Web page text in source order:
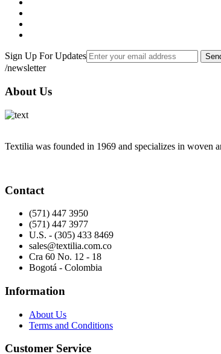
Sign Up For Updates
/newsletter
About Us
Textilia was founded in 1969 and specializes in woven
Contact
(571) 447 3950
(571) 447 3977
U.S. - (305) 433 8469
sales@textilia.com.co
Cra 60 No. 12 - 18
Bogotá - Colombia
Information
About Us
Terms and Conditions
Customer Service